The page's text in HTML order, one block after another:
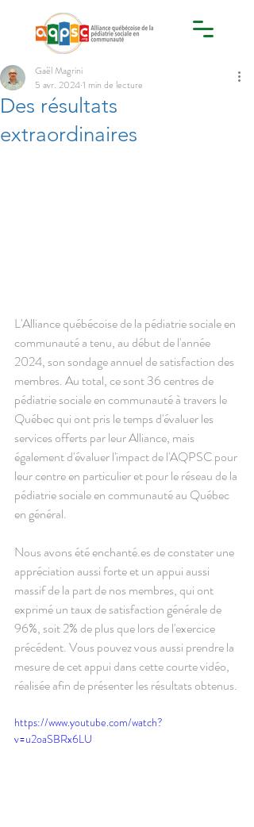
Des résultats
extraordinaires
Gaël Magrini
5 avr. 20241 min de lecture
L'Alliance québécoise de la pédiatrie sociale en
communauté a tenu, au début de l'année
2024, son sondage annuel de satisfaction des
membres. Au total, ce sont 36 centres de
pédiatrie sociale en communauté à travers le
Québec qui ont pris le temps d'évaluer les
services offerts par leur Alliance, mais
également d'évaluer l'impact de l'AQPSC pour
leur centre en particulier et pour le réseau de la
pédiatrie sociale en communauté au Québec
en général.
Nous avons été enchanté.es de constater une
appréciation aussi forte et un appui aussi
massif de la part de nos membres, qui ont
exprimé un taux de satisfaction générale de
96%, soit 2% de plus que lors de l'exercice
précédent. Vous pouvez vous aussi prendre la
mesure de cet appui dans cette courte vidéo,
réalisée afin de présenter les résultats obtenus.
https://www.youtube.com/watch?
v=u2oaSBRx6LU